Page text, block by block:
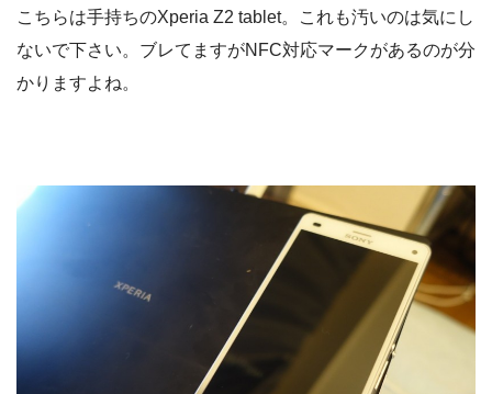
こちらは手持ちのXperia Z2 tablet。これも汚いのは気にし
ないで下さい。ブレてますがNFC対応マークがあるのが分
かりますよね。